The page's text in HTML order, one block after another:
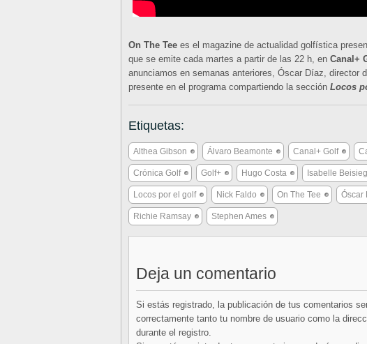
On The Tee es el magazine de actualidad golfística
que se emite cada martes a partir de las 22 h, en Canal+
anunciamos en semanas anteriores, Óscar Díaz, director
presente en el programa compartiendo la sección Locos
Etiquetas:
Althea Gibson Álvaro Beamonte Canal+ Golf
Crónica Golf Golf+ Hugo Costa Isabelle
Locos por el golf Nick Faldo On The Tee Óscar
Richie Ramsay Stephen Ames
Deja un comentario
Si estás registrado, la publicación de tus comentarios
correctamente tanto tu nombre de usuario como la
durante el registro.